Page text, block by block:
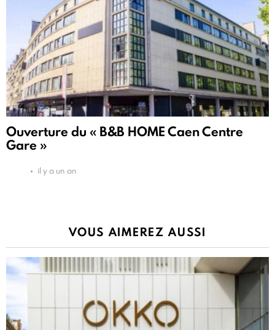
Ouverture du « B&B HOME Caen Centre
Gare »
il y a un an
VOUS AIMEREZ AUSSI